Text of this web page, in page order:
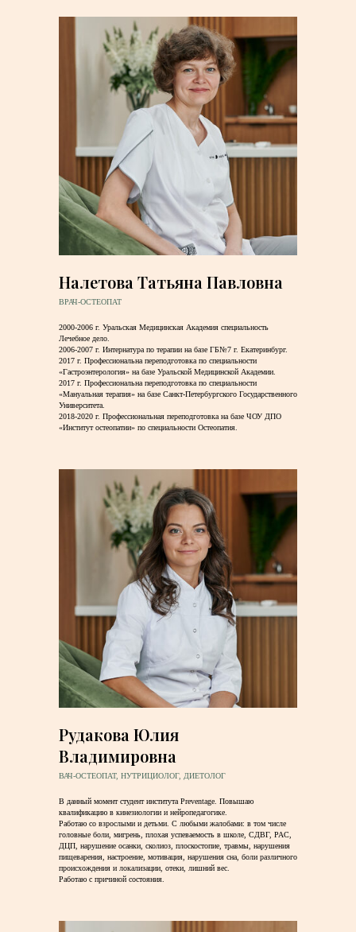
Налетова Татьяна Павловна
ВРАЧ-ОСТЕОПАТ
2000-2006 г. Уральская Медицинская Академия специальность
Лечебное дело.
2006-2007 г. Интернатура по терапии на базе ГБ№7 г. Екатеринбург.
2017 г. Профессиональна переподготовка по специальности
«Гастроэнтерология» на базе Уральской Медицинской Академии.
2017 г. Профессиональна переподготовка по специальности
«Мануальная терапия» на базе Санкт-Петербургского Государственного
Университета.
2018-2020 г. Профессиональная переподготовка на базе ЧОУ ДПО
«Институт остеопатии» по специальности Остеопатия.
Рудакова Юлия
Владимировна
ВАЧ-ОСТЕОПАТ, НУТРИЦИОЛОГ, ДИЕТОЛОГ
В данный момент студент института Preventage. Повышаю
квалификацию в кинезиологии и нейропедагогике.
Работаю со взрослыми и детьми. С любыми жалобами: в том числе
головные боли, мигрень, плохая успеваемость в школе, СДВГ, РАС,
ДЦП, нарушение осанки, сколиоз, плоскостопие, травмы, нарушения
пищеварения, настроение, мотивация, нарушения сна, боли различного
происхождения и локализации, отеки, лишний вес.
Работаю с причиной состояния.